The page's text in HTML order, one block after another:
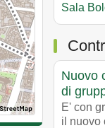
Sala
Nuovo
di
E' con
il nuovo